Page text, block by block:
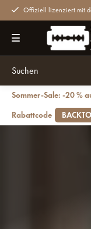
Offiziell lizenziert mit
Sommer-Sale: -20 %
Rabattcode